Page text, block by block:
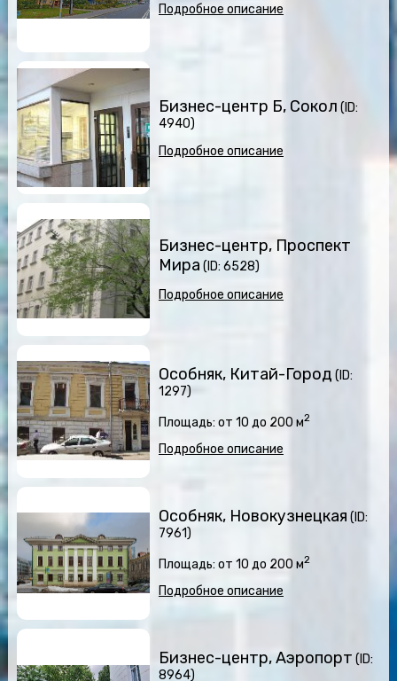
Подробное описание
Бизнес-центр Б, Сокол (ID:
4940)
Подробное описание
Бизнес-центр, Проспект
Мира (ID: 6528)
Подробное описание
Особняк, Китай-Город (ID:
1297)
Площадь: от 10 до 200 м2
Подробное описание
Особняк, Новокузнецкая (ID:
7961)
Площадь: от 10 до 200 м2
Подробное описание
Бизнес-центр, Аэропорт (ID:
8964)